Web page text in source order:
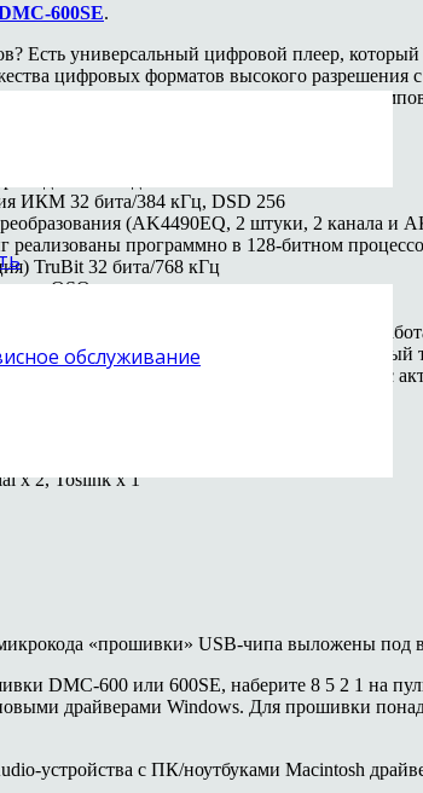
обслуживание
600SE.
Есть универсальный цифровой плеер,
цифровых форматов высокого
схемы аналогового выхода:
компакт-дисков
ИКМ 32 бита/384 кГц, DSD 256
(AK4490EQ, 2 штуки, 2 канала и
реализованы программно в 128-битном
TruBit 32 бита/768 кГц
OSO
подключения к музыке со смартфона
и на двойных триодах 12AU7)
системы управления: RS-232 и 12-вольтовый
использовать как предусилитель, например с
x 2, Toslink x 1
«прошивки» USB-чипа выложены под
DMC-600 или 600SE, наберите 8 5 2 1 на
драйверами Windows. Для прошивки
устройства с ПК/ноутбуками Macintosh